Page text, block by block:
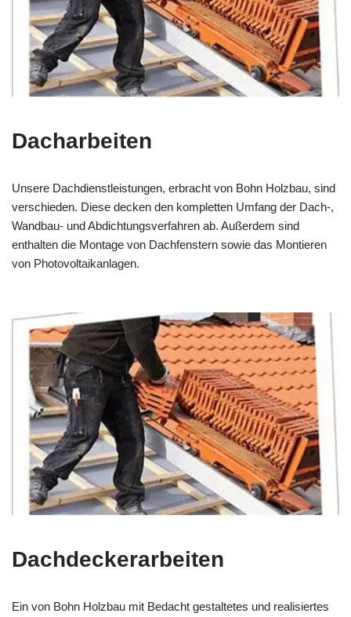
Dacharbeiten
Unsere Dachdienstleistungen, erbracht von Bohn Holzbau, sind
verschieden. Diese decken den kompletten Umfang der Dach-,
Wandbau- und Abdichtungsverfahren ab. Außerdem sind
enthalten die Montage von Dachfenstern sowie das Montieren
von Photovoltaikanlagen.
Dachdeckerarbeiten
Ein von Bohn Holzbau mit Bedacht gestaltetes und realisiertes